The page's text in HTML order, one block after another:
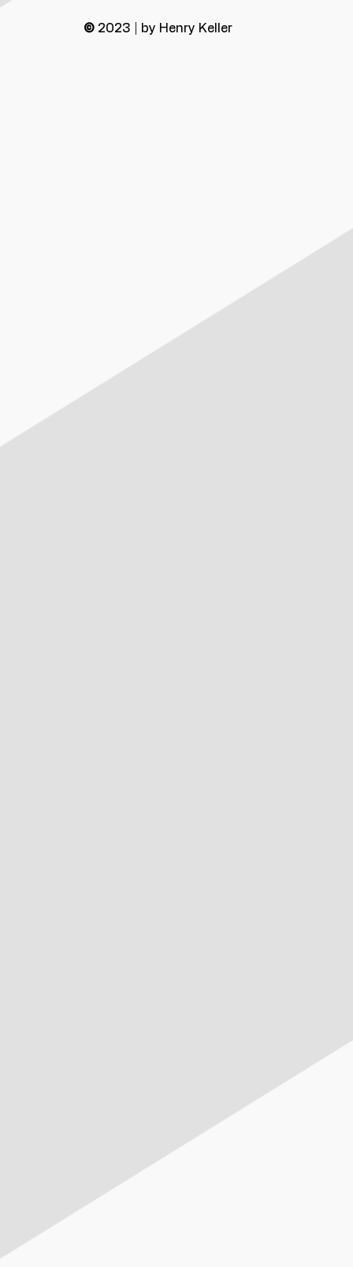
©2023 | by Henry Keller